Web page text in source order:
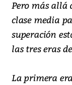
Pero más allá
clase media
superación
las tres eras
La primera